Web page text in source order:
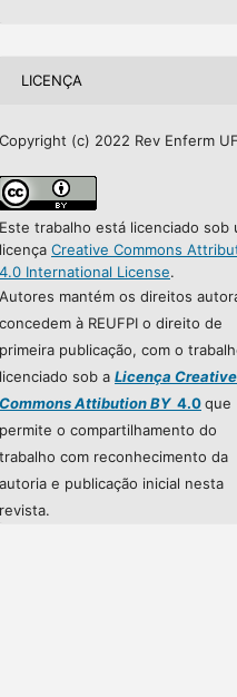
LICENÇA
Copyright (c) 2022 Rev Enferm
Este trabalho está licenciado sob
licença Creative Commons
4.0 International License.
Autores mantém os direitos
concedem à REUFPI o direito de
primeira publicação, com o
licenciado sob a Licença Creative
Commons Attibution BY4.0que
permite o compartilhamento do
trabalho com reconhecimento da
autoria e publicação inicial nesta
revista.